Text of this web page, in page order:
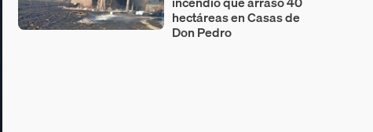
hectáreas en Casas de
Don Pedro